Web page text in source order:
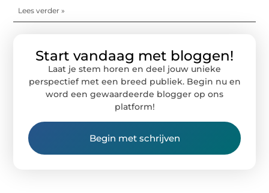
Lees verder »
Start vandaag met bloggen!
Laat je stem horen en deel jouw unieke
perspectief met een breed publiek. Begin nu en
word een gewaardeerde blogger op ons
platform!
Begin met schrijven